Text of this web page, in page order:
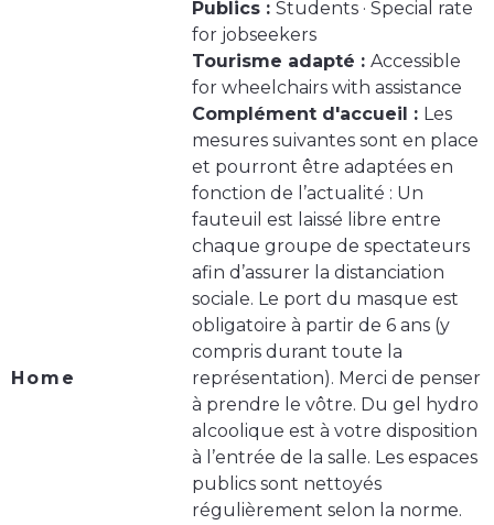
Home
Publics : Students · Special rate
for jobseekers
Tourisme adapté : Accessible
for wheelchairs with assistance
Complément d'accueil : Les
mesures suivantes sont en place
et pourront être adaptées en
fonction de l’actualité : Un
fauteuil est laissé libre entre
chaque groupe de spectateurs
afin d’assurer la distanciation
sociale. Le port du masque est
obligatoire à partir de 6 ans (y
compris durant toute la
représentation). Merci de penser
à prendre le vôtre. Du gel hydro
alcoolique est à votre disposition
à l’entrée de la salle. Les espaces
publics sont nettoyés
régulièrement selon la norme.